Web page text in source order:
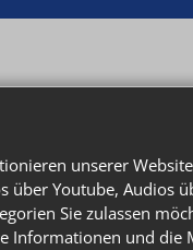
unserer
über Youtube, Audios
Sie zulassen
Informationen und